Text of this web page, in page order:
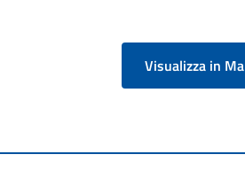
Visualizza in